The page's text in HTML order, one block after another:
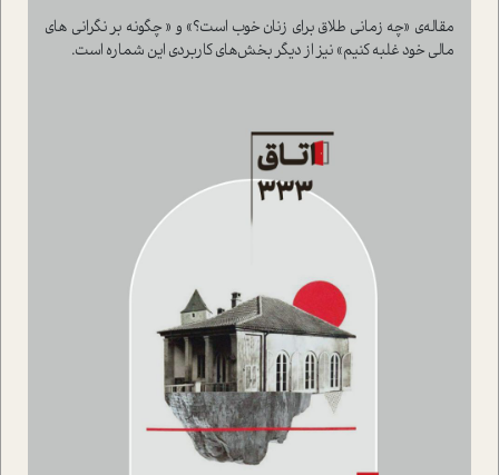
مقاله‌ی «چه زمانی طلاق برای زنان خوب است؟» و « چگونه بر نگرانی های
مالی خود غلبه کنیم» نیز از دیگر بخش‌های کاربردی این شماره است.